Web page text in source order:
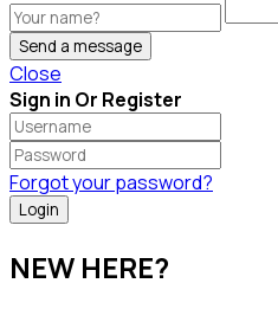
Send a message
Close
Sign in Or Register
Forgot your password?
NEW HERE?